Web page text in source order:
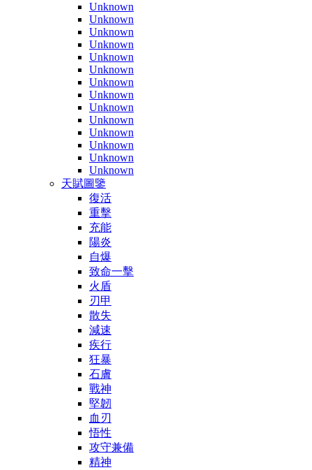
Unknown
Unknown
Unknown
Unknown
Unknown
Unknown
Unknown
Unknown
Unknown
Unknown
Unknown
Unknown
Unknown
Unknown
天賦圖鑒
復活
重擊
充能
陽炎
自爆
致命一擊
火盾
刃甲
散失
減速
疾行
狂暴
石膚
戰神
堅韌
血刃
悟性
攻守兼備
精神